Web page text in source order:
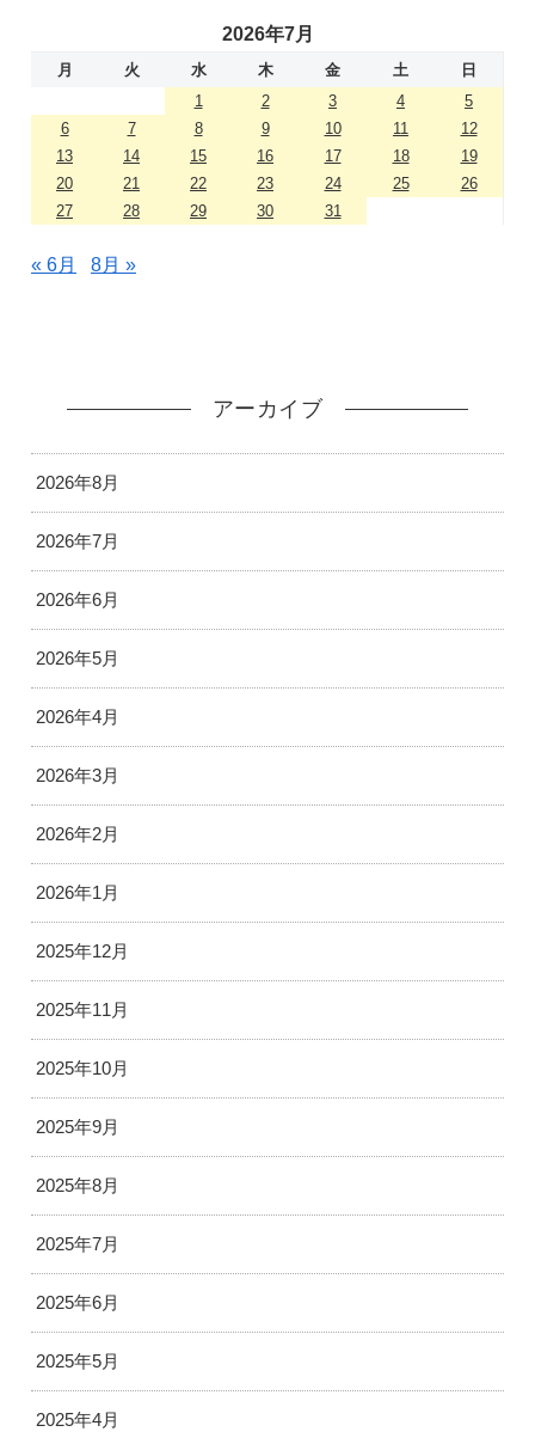
2026年7月
月 火 水 木 金 土
日
1
2 3 4
5
6
7 8 9 10 11
12
13
14 15 16 17 18
19
20
21 22 23 24 25
26
27
28 29 30 31
« 6月 8月 »
アーカイブ
2026年8月
2026年7月
2026年6月
2026年5月
2026年4月
2026年3月
2026年2月
2026年1月
2025年12月
2025年11月
2025年10月
2025年9月
2025年8月
2025年7月
2025年6月
2025年5月
2025年4月